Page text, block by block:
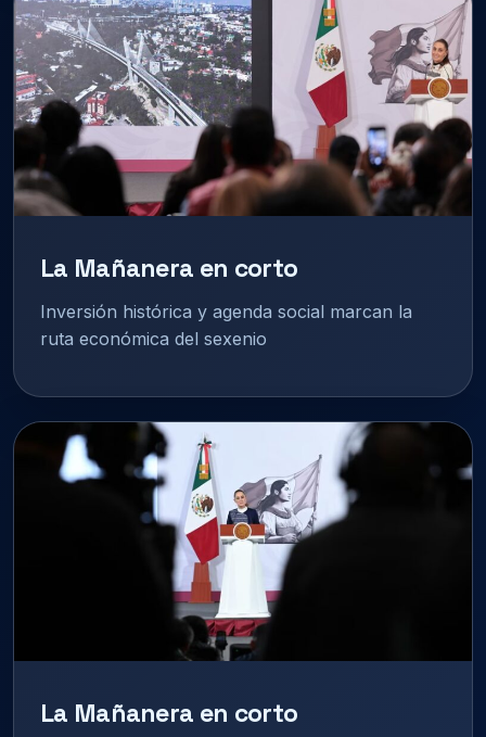
La Mañanera en corto
Inversión histórica y agenda social marcan la
ruta económica del sexenio
La Mañanera en corto